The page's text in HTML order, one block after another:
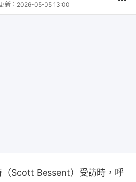
新： 2026-05-05 13:00
（Scott Bessent）受訪時，呼